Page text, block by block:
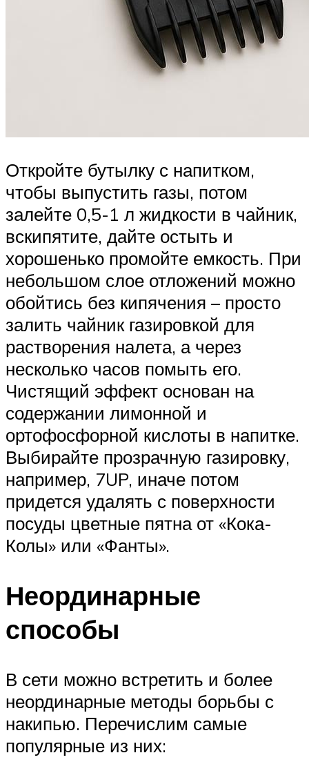
Откройте бутылку с напитком,
чтобы выпустить газы, потом
залейте 0,5-1 л жидкости в чайник,
вскипятите, дайте остыть и
хорошенько промойте емкость. При
небольшом слое отложений можно
обойтись без кипячения – просто
залить чайник газировкой для
растворения налета, а через
несколько часов помыть его.
Чистящий эффект основан на
содержании лимонной и
ортофосфорной кислоты в напитке.
Выбирайте прозрачную газировку,
например, 7UP, иначе потом
придется удалять с поверхности
посуды цветные пятна от «Кока-
Колы» или «Фанты».
Неординарные
способы
В сети можно встретить и более
неординарные методы борьбы с
накипью. Перечислим самые
популярные из них: